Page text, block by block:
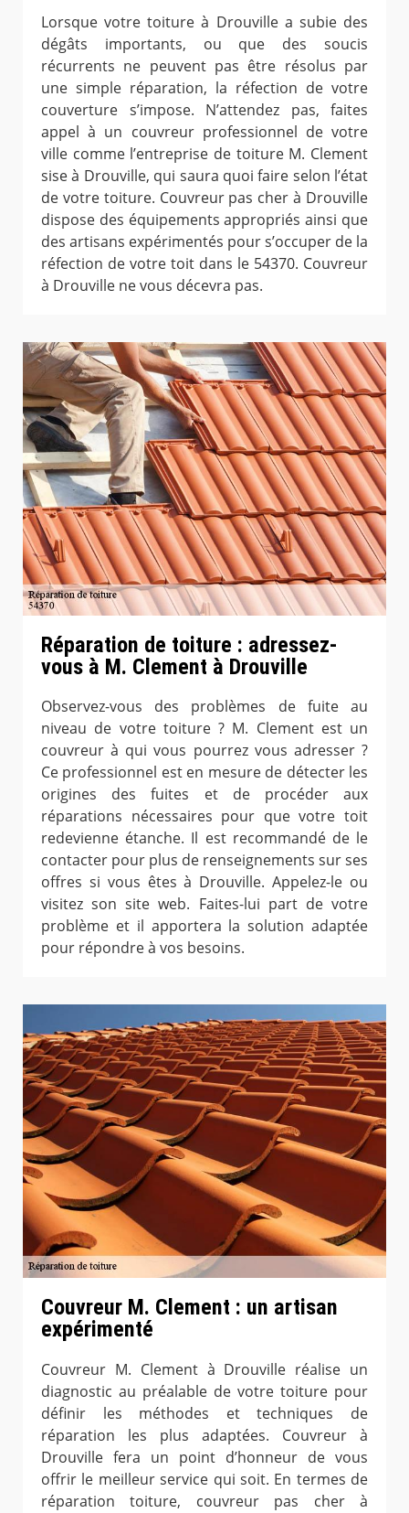
Lorsque votre toiture à Drouville a subie des
dégâts importants, ou que des soucis
récurrents ne peuvent pas être résolus par
une simple réparation, la réfection de votre
couverture s’impose. N’attendez pas, faites
appel à un couvreur professionnel de votre
ville comme l’entreprise de toiture M. Clement
sise à Drouville, qui saura quoi faire selon l’état
de votre toiture. Couvreur pas cher à Drouville
dispose des équipements appropriés ainsi que
des artisans expérimentés pour s’occuper de la
réfection de votre toit dans le 54370. Couvreur
à Drouville ne vous décevra pas.
Réparation de toiture : adressez-
vous à M. Clement à Drouville
Observez-vous des problèmes de fuite au
niveau de votre toiture ? M. Clement est un
couvreur à qui vous pourrez vous adresser ?
Ce professionnel est en mesure de détecter les
origines des fuites et de procéder aux
réparations nécessaires pour que votre toit
redevienne étanche. Il est recommandé de le
contacter pour plus de renseignements sur ses
offres si vous êtes à Drouville. Appelez-le ou
visitez son site web. Faites-lui part de votre
problème et il apportera la solution adaptée
pour répondre à vos besoins.
Couvreur M. Clement : un artisan
expérimenté
Couvreur M. Clement à Drouville réalise un
diagnostic au préalable de votre toiture pour
définir les méthodes et techniques de
réparation les plus adaptées. Couvreur à
Drouville fera un point d’honneur de vous
offrir le meilleur service qui soit. En termes de
réparation toiture, couvreur pas cher à